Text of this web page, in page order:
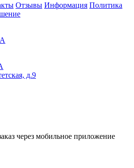
Отзывы Информация Политика
д.9
через мобильное приложение